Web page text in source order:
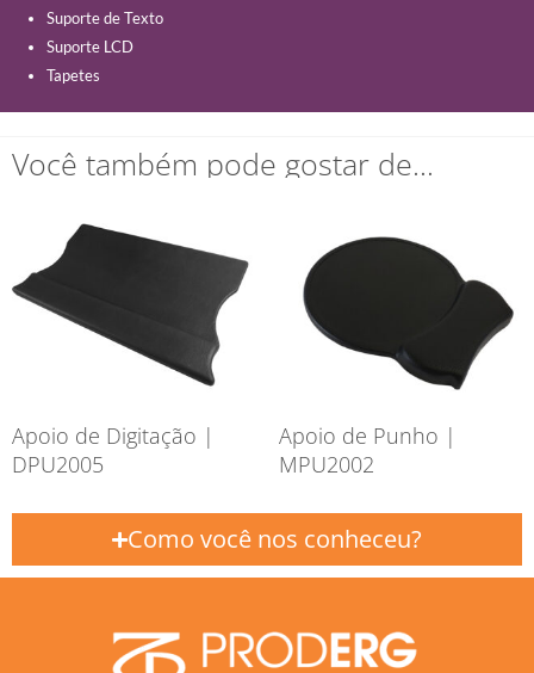
Suporte de Texto
Suporte LCD
Tapetes
Você também pode gostar de…
Apoio de Digitação |
DPU2005
Apoio de Punho |
MPU2002
Como você nos conheceu?